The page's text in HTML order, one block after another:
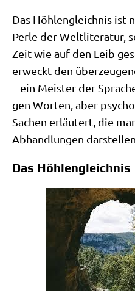
Das Höh­len­gleich­nis ist
Per­le der Welt­li­te­ra­tur,
Zeit wie auf den Leib
erweckt den
– ein Mei­ster der
gen Wor­ten, aber
Sachen erläu­tert, die
Abhand­lun­gen
Das Höhlengleichnis